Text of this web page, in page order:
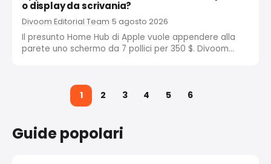
o display da scrivania?
Divoom Editorial Team 5 agosto 2026
Il presunto Home Hub di Apple vuole appendere alla
parete uno schermo da 7 pollici per 350 $. Divoom
hanno bisogno di display...
1 2 3 4 5 6
Guide popolari